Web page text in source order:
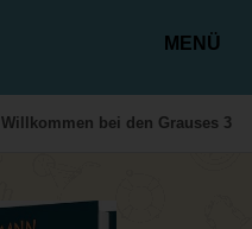
MENÜ
Willkommen bei den Grauses 3